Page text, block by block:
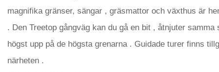
magnifika gränser, sängar , gräsmattor och växthus är
. Den Treetop gångväg kan du gå en bit , åtnjuter
högst upp på de högsta grenarna . Guidade turer finns
närheten .